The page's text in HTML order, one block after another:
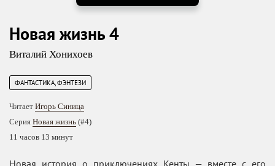
Новая жизнь 4
Виталий Хонихоев
ФАНТАСТИКА, ФЭНТЕЗИ
Читает Игорь Синица
Серия Новая жизнь (#4)
11 часов 13 минут
Новая история о приключениях Кенты — вместе с его